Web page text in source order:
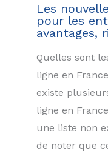
Les
pour les
avantages,
Quelles sont
ligne en
existe
ligne en
une liste non
de noter que